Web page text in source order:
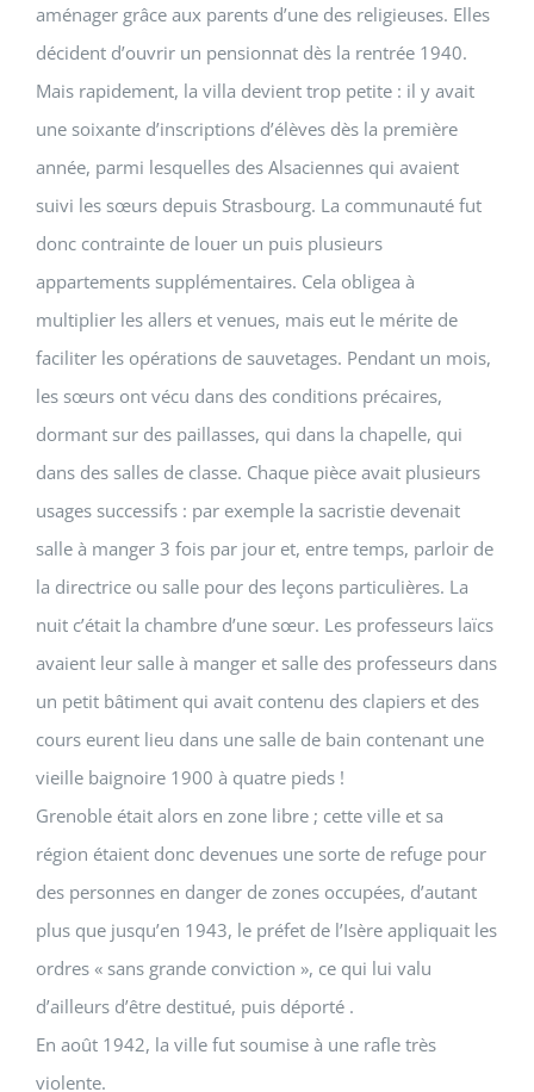
aménager grâce aux parents d’une des religieuses. Elles
décident d’ouvrir un pensionnat dès la rentrée 1940.
Mais rapidement, la villa devient trop petite : il y avait
une soixante d’inscriptions d’élèves dès la première
année, parmi lesquelles des Alsaciennes qui avaient
suivi les sœurs depuis Strasbourg. La communauté fut
donc contrainte de louer un puis plusieurs
appartements supplémentaires. Cela obligea à
multiplier les allers et venues, mais eut le mérite de
faciliter les opérations de sauvetages. Pendant un mois,
les sœurs ont vécu dans des conditions précaires,
dormant sur des paillasses, qui dans la chapelle, qui
dans des salles de classe. Chaque pièce avait plusieurs
usages successifs : par exemple la sacristie devenait
salle à manger 3 fois par jour et, entre temps, parloir de
la directrice ou salle pour des leçons particulières. La
nuit c’était la chambre d’une sœur. Les professeurs laïcs
avaient leur salle à manger et salle des professeurs dans
un petit bâtiment qui avait contenu des clapiers et des
cours eurent lieu dans une salle de bain contenant une
vieille baignoire 1900 à quatre pieds !
Grenoble était alors en zone libre ; cette ville et sa
région étaient donc devenues une sorte de refuge pour
des personnes en danger de zones occupées, d’autant
plus que jusqu’en 1943, le préfet de l’Isère appliquait les
ordres « sans grande conviction », ce qui lui valu
d’ailleurs d’être destitué, puis déporté .
En août 1942, la ville fut soumise à une rafle très
violente.